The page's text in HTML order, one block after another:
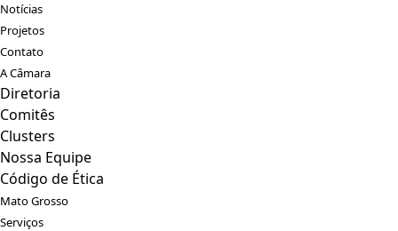
Notícias
Projetos
Contato
A Câmara
Diretoria
Comitês
Clusters
Nossa Equipe
Código de Ética
Mato Grosso
Serviços